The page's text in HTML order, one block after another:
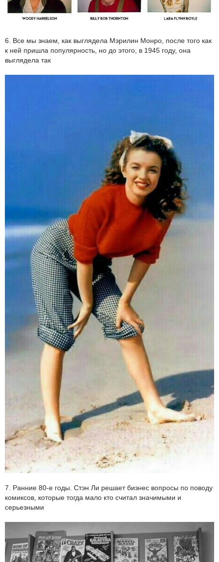
6. Все мы знаем, как выглядела Мэрилин Монро, после того как
к ней пришла популярность, но до этого, в 1945 году, она
выглядела так
7. Ранние 80-е годы. Стэн Ли решает бизнес вопросы по поводу
комиксов, которые тогда мало кто считал значимыми и
серьезными